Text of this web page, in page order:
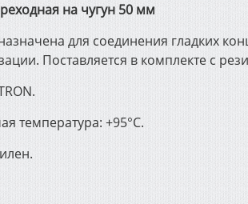
на чугун 50 мм
для соединения гладких
Поставляется в комплекте с
температура: +95°С.